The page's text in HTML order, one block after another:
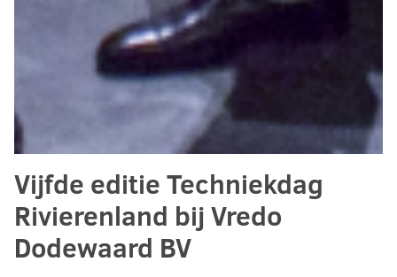
Vijfde editie Techniekdag
Rivierenland bij Vredo
Dodewaard BV